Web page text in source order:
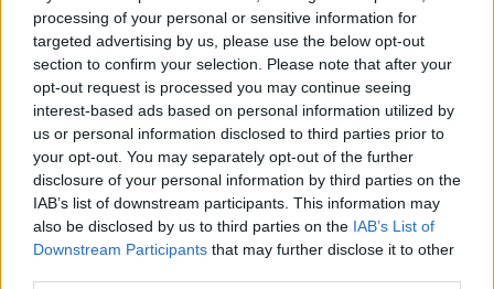
processing of your personal or sensitive information for
targeted advertising by us, please use the below opt-out
section to confirm your selection. Please note that after your
opt-out request is processed you may continue seeing
interest-based ads based on personal information utilized by
us or personal information disclosed to third parties prior to
your opt-out. You may separately opt-out of the further
disclosure of your personal information by third parties on the
IAB’s list of downstream participants. This information may
also be disclosed by us to third parties on the IAB’s List of
Downstream Participants that may further disclose it to other
IL BOOM
Domanda in crescita per il trasporto
pubblico tra Bolzano e Val di Fassa
Transdolomites sollecita il potenziamento della linea
180, che collega Bolzano a Sén Jan attraverso il Passo
Carezza, vista la crescente richiesta di passeggeri, con
2 AGOSTO 2026